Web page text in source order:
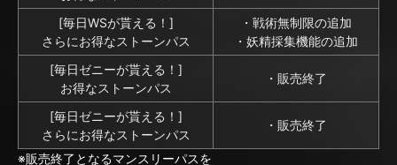
[毎日WSが貰える！]
さらにお得なストーンパス
・戦術無制限の追加
・妖精採集機能の追加
[毎日ゼニーが貰える！]
お得なストーンパス
・販売終了
[毎日ゼニーが貰える！]
さらにお得なストーンパス
・販売終了
※販売終了となるマンスリーパスを